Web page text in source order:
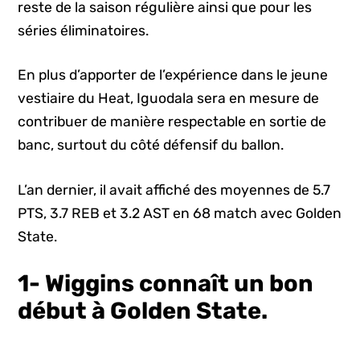
reste de la saison régulière ainsi que pour les
séries éliminatoires.
En plus d’apporter de l’expérience dans le jeune
vestiaire du Heat, Iguodala sera en mesure de
contribuer de manière respectable en sortie de
banc, surtout du côté défensif du ballon.
L’an dernier, il avait affiché des moyennes de 5.7
PTS, 3.7 REB et 3.2 AST en 68 match avec Golden
State.
1- Wiggins connaît un bon
début à Golden State.